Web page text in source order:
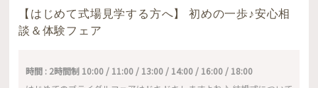
【はじめて式場見学する方へ】 初めの一歩♪安心相
談＆体験フェア
時間 : 2時間制 10:00 / 11:00 / 13:00 / 14:00 / 16:00 / 18:00